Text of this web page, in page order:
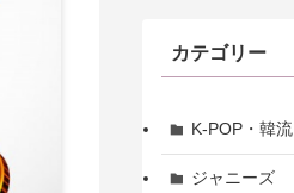
カテゴリー
K-POP・韓流
ジャニーズ